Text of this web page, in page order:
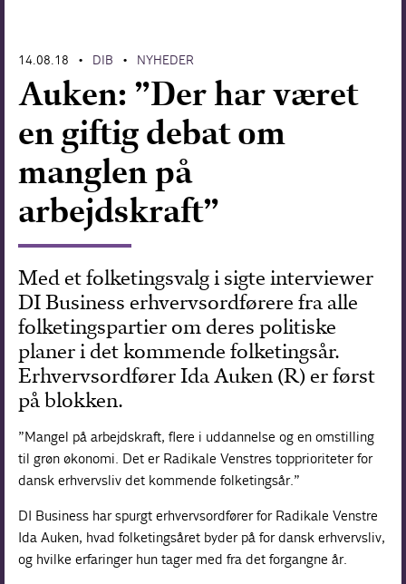
14.08.18 • DIB • NYHEDER
Auken: ”Der har været
en giftig debat om
manglen på
arbejdskraft”
Med et folketingsvalg i sigte interviewer
DI Business erhvervsordførere fra alle
folketingspartier om deres politiske
planer i det kommende folketingsår.
Erhvervsordfører Ida Auken (R) er først
på blokken.
”Mangel på arbejdskraft, flere i uddannelse og en omstilling
til grøn økonomi. Det er Radikale Venstres topprioriteter for
dansk erhvervsliv det kommende folketingsår.”
DI Business har spurgt erhvervsordfører for Radikale Venstre
Ida Auken, hvad folketingsåret byder på for dansk erhvervsliv,
og hvilke erfaringer hun tager med fra det forgangne år.